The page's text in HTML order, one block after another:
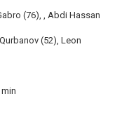
(76), , Abdi Hassan
(52), Leon